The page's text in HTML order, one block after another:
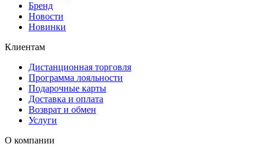
Бренд
Новости
Новинки
Клиентам
Дистанционная торговля
Программа лояльности
Подарочные карты
Доставка и оплата
Возврат и обмен
Услуги
О компании